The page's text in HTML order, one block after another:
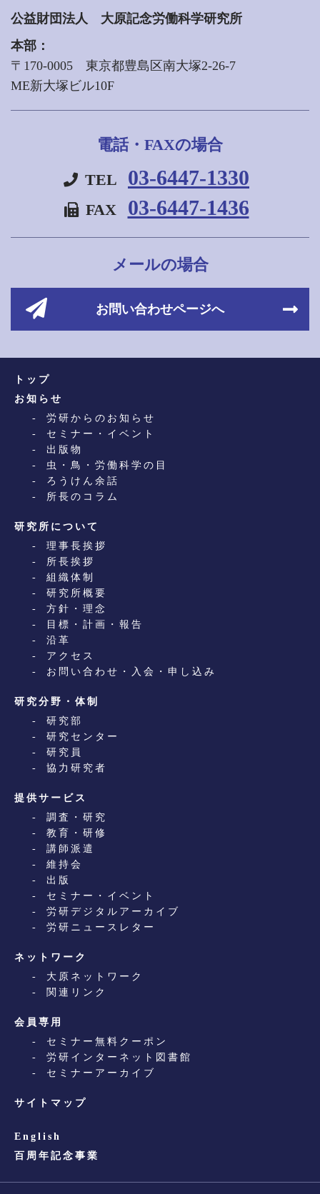
公益財団法人 大原記念労働科学研究所
本部：
〒170-0005 東京都豊島区南大塚2-26-7
ME新大塚ビル10F
電話・FAXの場合
TEL
03-6447-1330
FAX 03-6447-1436
メールの場合
お問い合わせページへ
トップ
お知らせ
労研からのお知らせ
セミナー・イベント
出版物
虫・鳥・労働科学の目
ろうけん余話
所長のコラム
研究所について
理事長挨拶
所長挨拶
組織体制
研究所概要
方針・理念
目標・計画・報告
沿革
アクセス
お問い合わせ・入会・申し込み
研究分野・体制
研究部
研究センター
研究員
協力研究者
提供サービス
調査・研究
教育・研修
講師派遣
維持会
出版
セミナー・イベント
労研デジタルアーカイブ
労研ニュースレター
ネットワーク
大原ネットワーク
関連リンク
会員専用
セミナー無料クーポン
労研インターネット図書館
セミナーアーカイブ
サイトマップ
English
百周年記念事業